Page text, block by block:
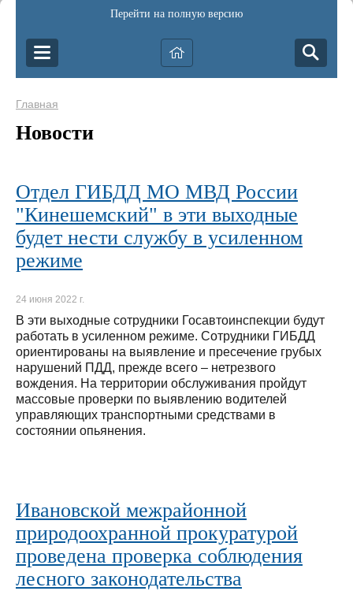
Перейти на полную версию
Главная
Новости
Отдел ГИБДД МО МВД России
"Кинешемский" в эти выходные
будет нести службу в усиленном
режиме
24 июня 2022 г.
В эти выходные сотрудники Госавтоинспекции будут
работать в усиленном режиме. Сотрудники ГИБДД
ориентированы на выявление и пресечение грубых
нарушений ПДД, прежде всего – нетрезвого
вождения. На территории обслуживания пройдут
массовые проверки по выявлению водителей
управляющих транспортными средствами в
состоянии опьянения.
Ивановской межрайонной
природоохранной прокуратурой
проведена проверка соблюдения
лесного законодательства